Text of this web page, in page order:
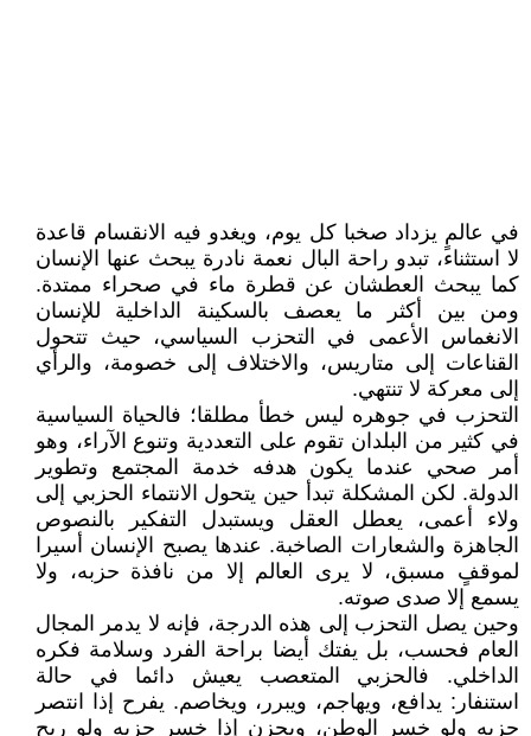
في عالمٍ يزداد صخبا كل يوم، ويغدو فيه الانقسام قاعدة
لا استثناء، تبدو راحة البال نعمة نادرة يبحث عنها الإنسان
كما يبحث العطشان عن قطرة ماء في صحراء ممتدة.
ومن بين أكثر ما يعصف بالسكينة الداخلية للإنسان
الانغماس الأعمى في التحزب السياسي، حيث تتحول
القناعات إلى متاريس، والاختلاف إلى خصومة، والرأي
إلى معركة لا تنتهي.
التحزب في جوهره ليس خطأ مطلقا؛ فالحياة السياسية
في كثير من البلدان تقوم على التعددية وتنوع الآراء، وهو
أمر صحي عندما يكون هدفه خدمة المجتمع وتطوير
الدولة. لكن المشكلة تبدأ حين يتحول الانتماء الحزبي إلى
ولاء أعمى، يعطل العقل ويستبدل التفكير بالنصوص
الجاهزة والشعارات الصاخبة. عندها يصبح الإنسان أسيرا
لموقفٍ مسبق، لا يرى العالم إلا من نافذة حزبه، ولا
يسمع إلا صدى صوته.
وحين يصل التحزب إلى هذه الدرجة، فإنه لا يدمر المجال
العام فحسب، بل يفتك أيضا براحة الفرد وسلامة فكره
الداخلي. فالحزبي المتعصب يعيش دائما في حالة
استنفار: يدافع، ويهاجم، ويبرر، ويخاصم. يفرح إذا انتصر
حزبه ولو خسر الوطن، ويحزن إذا خسر حزبه ولو ربح